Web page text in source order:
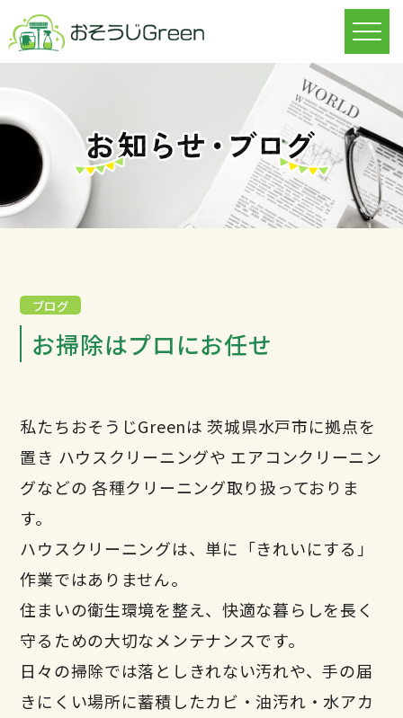
ブログ
お掃除はプロにお任せ
私たちおそうじGreenは 茨城県水戸市に拠点を
置き ハウスクリーニングや エアコンクリーニン
グなどの 各種クリーニング取り扱っておりま
す。
ハウスクリーニングは、単に「きれいにする」
作業ではありません。
住まいの衛生環境を整え、快適な暮らしを長く
守るための大切なメンテナンスです。
日々の掃除では落としきれない汚れや、手の届
きにくい場所に蓄積したカビ・油汚れ・水アカ